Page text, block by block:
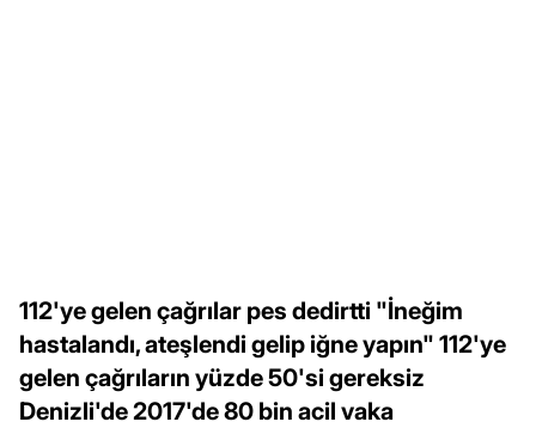
112'ye gelen çağrılar pes dedirtti "İneğim
hastalandı, ateşlendi gelip iğne yapın" 112'ye
gelen çağrıların yüzde 50'si gereksiz
Denizli'de 2017'de 80 bin acil vaka